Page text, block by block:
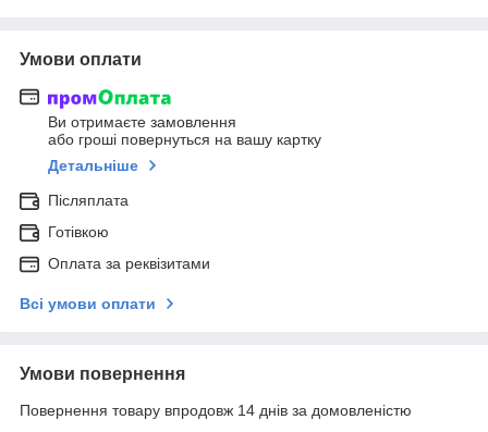
Умови оплати
Ви отримаєте замовлення
або гроші повернуться на вашу картку
Детальніше
Післяплата
Готівкою
Оплата за реквізитами
Всі умови оплати
Умови повернення
Повернення товару впродовж 14 днів за домовленістю